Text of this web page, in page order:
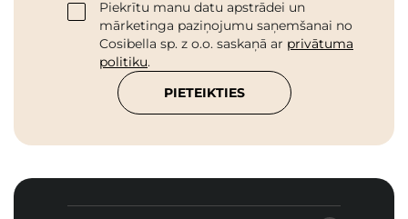
Piekrītu manu datu apstrādei un
mārketinga paziņojumu saņemšanai no
Cosibella sp. z o.o. saskaņā ar privātuma
politiku.
PIETEIKTIES